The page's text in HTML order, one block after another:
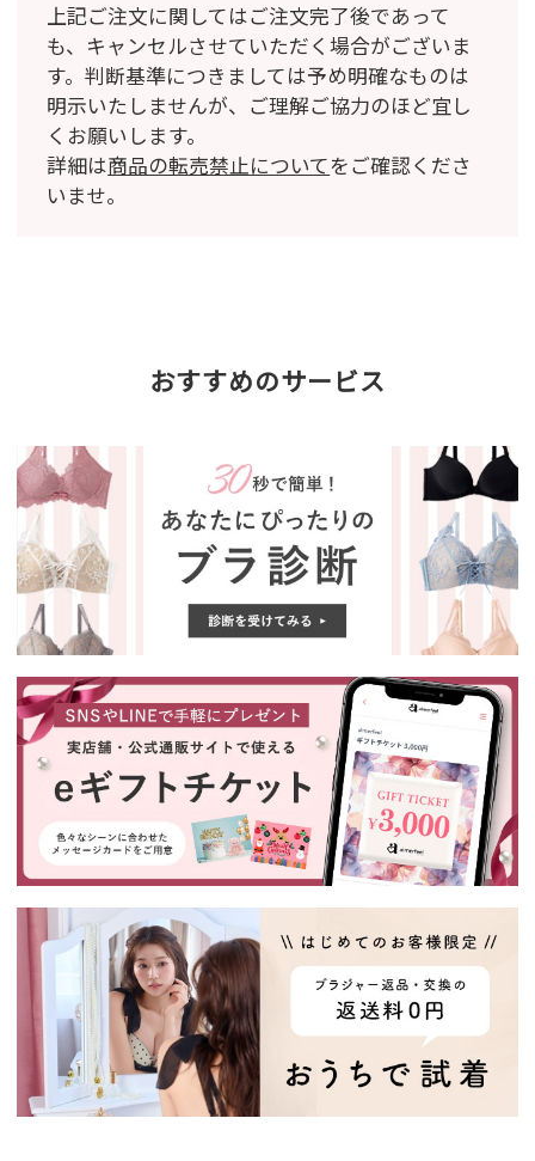
上記ご注文に関してはご注文完了後であって
も、キャンセルさせていただく場合がございま
す。判断基準につきましては予め明確なものは
明示いたしませんが、ご理解ご協力のほど宜し
くお願いします。
詳細は商品の転売禁止についてをご確認くださ
いませ。
おすすめのサービス